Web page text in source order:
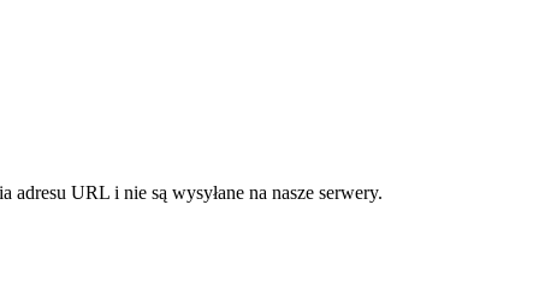
URL i nie są wysyłane na nasze serwery.